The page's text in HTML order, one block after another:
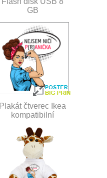
GB
Plakát čtverec Ikea
kompatibilní